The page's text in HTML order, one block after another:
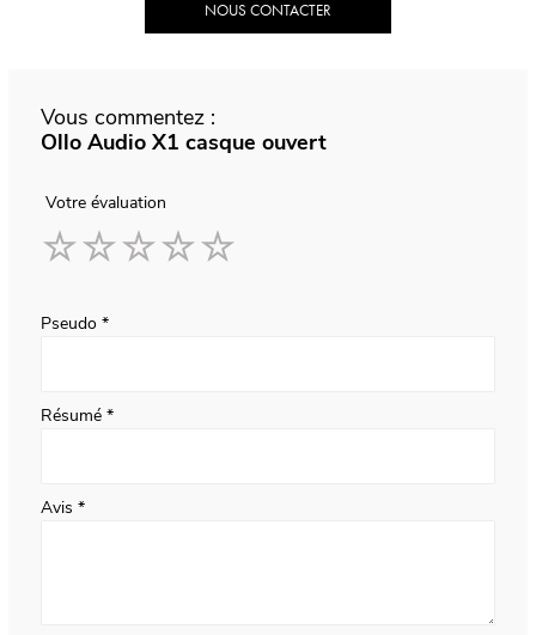
NOUS CONTACTER
Vous commentez :
Ollo Audio X1 casque ouvert
Votre évaluation
Pseudo
Résumé
Avis